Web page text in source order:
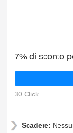
7% di sconto
30 Click
Scadere: